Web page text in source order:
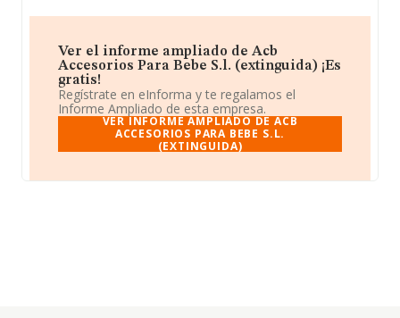
Ver el informe ampliado de Acb
Accesorios Para Bebe S.l. (extinguida) ¡Es
gratis!
Regístrate en eInforma y te regalamos el
Informe Ampliado de esta empresa.
VER INFORME AMPLIADO DE ACB
ACCESORIOS PARA BEBE S.L.
(EXTINGUIDA)